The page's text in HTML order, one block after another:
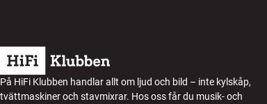
På HiFi Klubben handlar allt om ljud och bild – inte kylskåp,
tvättmaskiner och stavmixrar. Hos oss får du musik- och